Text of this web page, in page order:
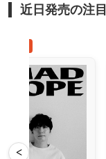
近日発売の注
<